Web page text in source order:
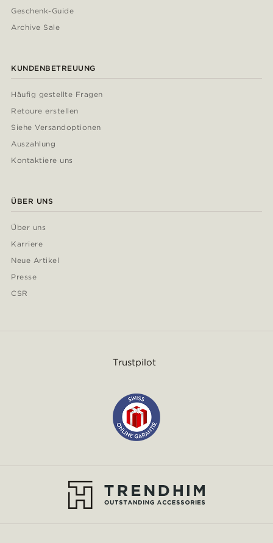
Geschenk-Guide
Archive Sale
KUNDENBETREUUNG
Häufig gestellte Fragen
Retoure erstellen
Siehe Versandoptionen
Auszahlung
Kontaktiere uns
ÜBER UNS
Über uns
Karriere
Neue Artikel
Presse
CSR
Trustpilot